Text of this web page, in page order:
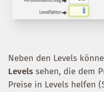
Neben den Levels
Levels sehen, die dem
Preise in Levels helfen